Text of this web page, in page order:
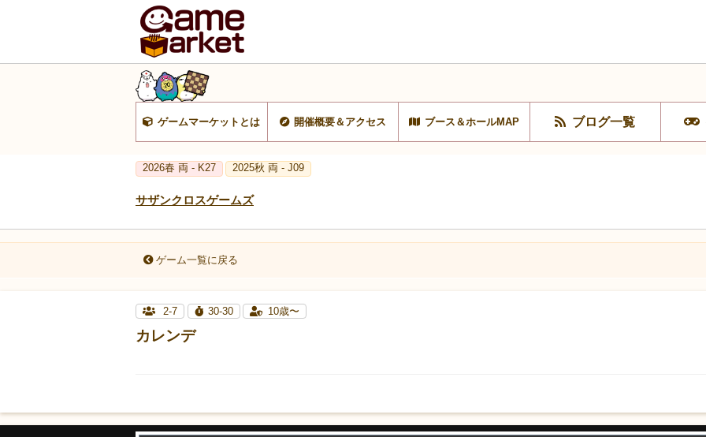
ゲームマーケットとは 開催概要＆アクセス ブース＆ホールMAP ブログ一覧
2026春 両 - K27 2025秋 両 - J09
サザンクロスゲームズ
ゲーム一覧に戻る
2-7 30-30 10歳〜
カレンデ